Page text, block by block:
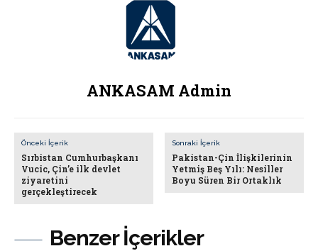
Benzer İçerikler
ANKASAM Admin
Önceki İçerik
Sırbistan Cumhurbaşkanı
Vucic, Çin’e ilk devlet
ziyaretini
gerçekleştirecek
Sonraki İçerik
Pakistan-Çin İlişkilerinin
Yetmiş Beş Yılı: Nesiller
Boyu Süren Bir Ortaklık